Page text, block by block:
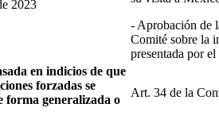
2023
- Aprobación de
Comité sobre la
presentada por
en indicios de que
forzadas se
forma generalizada o
Art. 34 de la